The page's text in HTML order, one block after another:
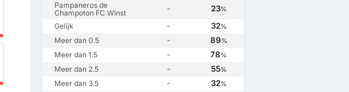
Pampaneros de
Champoton FC Winst
- 23%
Gelijk - 32%
Meer dan 0.5 - 89%
Meer dan 1.5 - 78%
Meer dan 2.5 - 55%
Meer dan 3.5 - 32%